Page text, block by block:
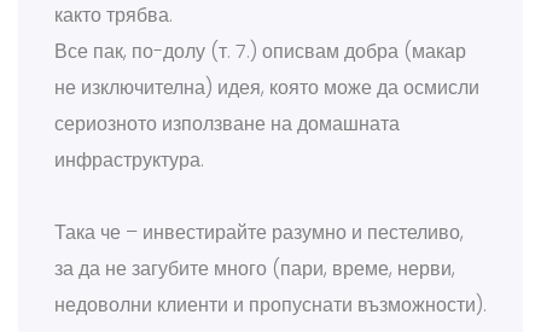
както трябва.
Все пак, по-долу (т. 7.) описвам добра (макар
не изключителна) идея, която може да осмисли
сериозното използване на домашната
инфраструктура.
Така че – инвестирайте разумно и пестеливо,
за да не загубите много (пари, време, нерви,
недоволни клиенти и пропуснати възможности).